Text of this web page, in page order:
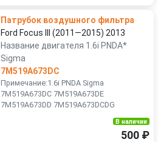
Патрубок воздушного фильтра
Ford Focus III (2011—2015) 2013
Название двигателя 1.6i PNDA*
Sigma
7M519A673DC
Примечание:1.6i PNDA Sigma
7M519A673DC 7M519A673DE
7M519A673DD 7M519A673DCDG
В наличии
500 ₽